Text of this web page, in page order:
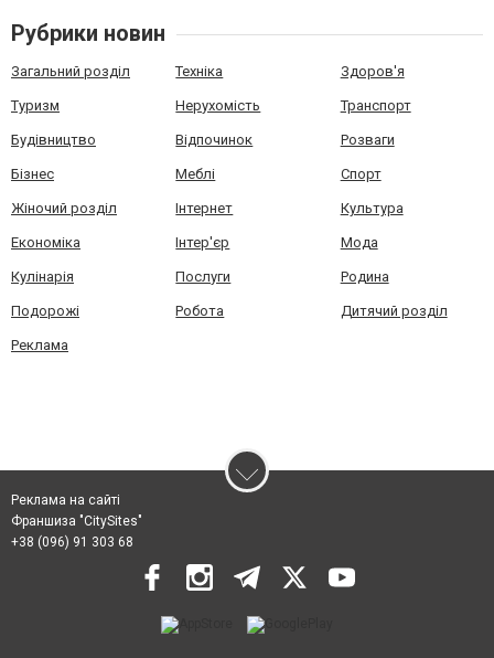
Рубрики новин
Загальний розділ Техніка Здоров'я
Туризм Нерухомість Транспорт
Будівництво Відпочинок Розваги
Бізнес Меблі Спорт
Жіночий розділ Інтернет Культура
Економіка Інтер'єр Мода
Кулінарія Послуги Родина
Подорожі Робота Дитячий розділ
Реклама
Реклама на сайті
Франшиза "CitySites"
+38 (096) 91 303 68